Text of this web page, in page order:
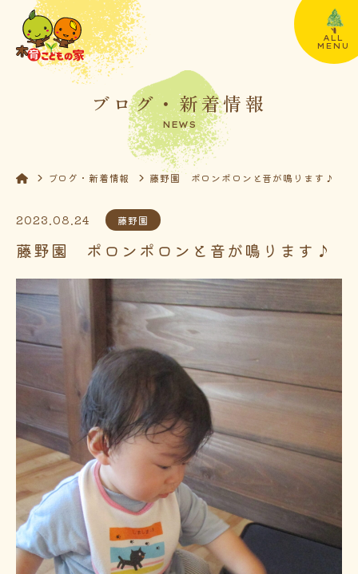
ALL
MENU
ブログ・新着情報
NEWS
ブログ・新着情報 藤野園 ポロンポロンと音が鳴ります♪
2023.08.24 藤野園
藤野園 ポロンポロンと音が鳴ります♪